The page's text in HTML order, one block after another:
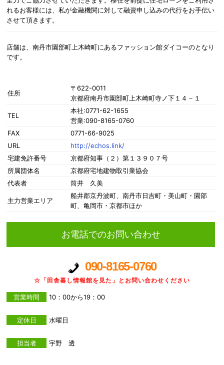
れるお客様には、私が金融機関に対して融資申し込みの代行をお手伝い
させて頂きます。
店舗は、南丹市園部町上木崎町にあるファッション館ダイコーのとなり
です。
住所
〒622-0011
京都府南丹市園部町上木崎町寺ノ下１４－１
TEL
本社:0771-62-1655
営業:090-8165-0760
FAX
0771-66-9025
URL
http://echos.link/
宅建免許番号
京都府知事（２）第１３９０７号
所属団体名
京都府宅地建物取引業協会
代表者
筒井 久美
主力営業エリア
船井郡京丹波町、南丹市日吉町・美山町・園部
町、亀岡市・京都市ほか
お電話でのお問い合わせ
090-8165-0760
☆「田舎暮し情報館を見た」とお問い合わせください
営業時間 10：00から19：00
定休日 水曜日
担当者 宇野 透